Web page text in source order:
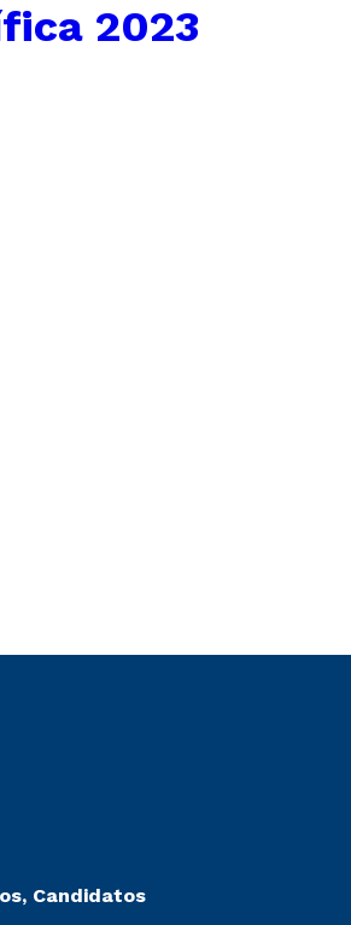
2023
Candidatos